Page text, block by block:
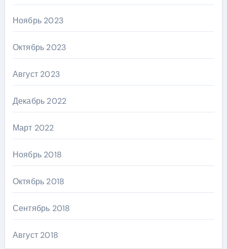
Ноябрь 2023
Октябрь 2023
Август 2023
Декабрь 2022
Март 2022
Ноябрь 2018
Октябрь 2018
Сентябрь 2018
Август 2018